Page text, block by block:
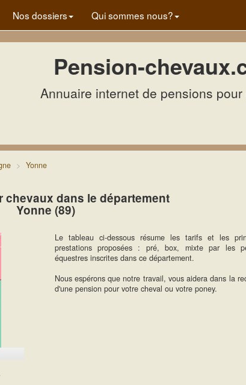
Nos dossiers Qui sommes nous?
Pension-
Annuaire internet de pensions
Yonne
chevaux dans le département
Yonne (89)
Le tableau ci-dessous résume les tarifs et les
prestations proposées : pré, box, mixte par les
équestres inscrites dans ce département.
Nous espérons que notre travail, vous aidera dans la
d'une pension pour votre cheval ou votre poney.